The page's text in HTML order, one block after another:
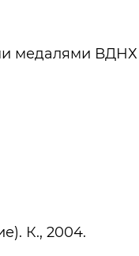
медалями ВДНХ
К., 2004.